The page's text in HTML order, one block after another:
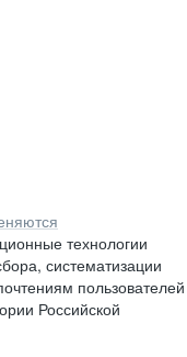
технологии
систематизации
пользователей
Российской